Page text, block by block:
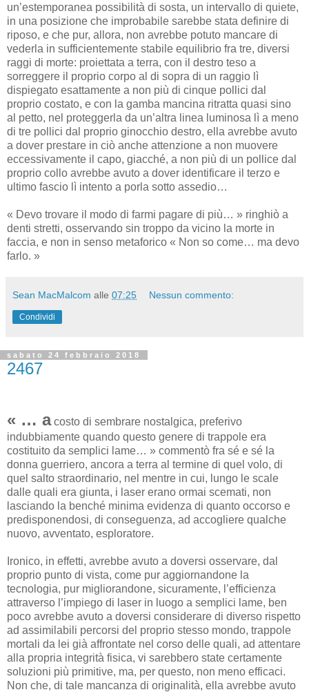
un’estemporanea possibilità di sosta, un intervallo di quiete,
in una posizione che improbabile sarebbe stata definire di
riposo, e che pur, allora, non avrebbe potuto mancare di
vederla in sufficientemente stabile equilibrio fra tre, diversi
raggi di morte: proiettata a terra, con il destro teso a
sorreggere il proprio corpo al di sopra di un raggio lì
dispiegato esattamente a non più di cinque pollici dal
proprio costato, e con la gamba mancina ritratta quasi sino
al petto, nel proteggerla da un’altra linea luminosa lì a meno
di tre pollici dal proprio ginocchio destro, ella avrebbe avuto
a dover prestare in ciò anche attenzione a non muovere
eccessivamente il capo, giacché, a non più di un pollice dal
proprio collo avrebbe avuto a dover identificare il terzo e
ultimo fascio lì intento a porla sotto assedio…
« Devo trovare il modo di farmi pagare di più… » ringhiò a
denti stretti, osservando sin troppo da vicino la morte in
faccia, e non in senso metaforico « Non so come… ma devo
farlo. »
Sean MacMalcom alle 07:25 Nessun commento:
Condividi
sabato 24 febbraio 2018
2467
« … acosto di sembrare nostalgica, preferivo
indubbiamente quando questo genere di trappole era
costituito da semplici lame… » commentò fra sé e sé la
donna guerriero, ancora a terra al termine di quel volo, di
quel salto straordinario, nel mentre in cui, lungo le scale
dalle quali era giunta, i laser erano ormai scemati, non
lasciando la benché minima evidenza di quanto occorso e
predisponendosi, di conseguenza, ad accogliere qualche
nuovo, avventato, esploratore.
Ironico, in effetti, avrebbe avuto a doversi osservare, dal
proprio punto di vista, come pur aggiornandone la
tecnologia, pur migliorandone, sicuramente, l’efficienza
attraverso l’impiego di laser in luogo a semplici lame, ben
poco avrebbe avuto a doversi considerare di diverso rispetto
ad assimilabili percorsi del proprio stesso mondo, trappole
mortali da lei già affrontate nel corso delle quali, ad attentare
alla propria integrità fisica, vi sarebbero state certamente
soluzioni più primitive, ma, per questo, non meno efficaci.
Non che, di tale mancanza di originalità, ella avrebbe avuto